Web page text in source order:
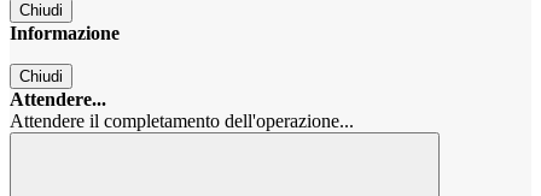
Chiudi
Informazione
Chiudi
Attendere...
Attendere il completamento dell'operazione...